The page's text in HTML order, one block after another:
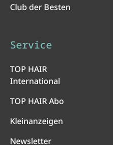
Club der Besten
Service
TOP HAIR
International
TOP HAIR Abo
Kleinanzeigen
Newsletter